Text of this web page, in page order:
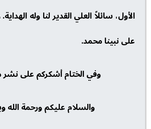
الأول، سائلاً العلي القدير لنا وله
على نبينا محمد.
وفي الختام أشكركم على نشر
والسلام عليكم ورحمة الله